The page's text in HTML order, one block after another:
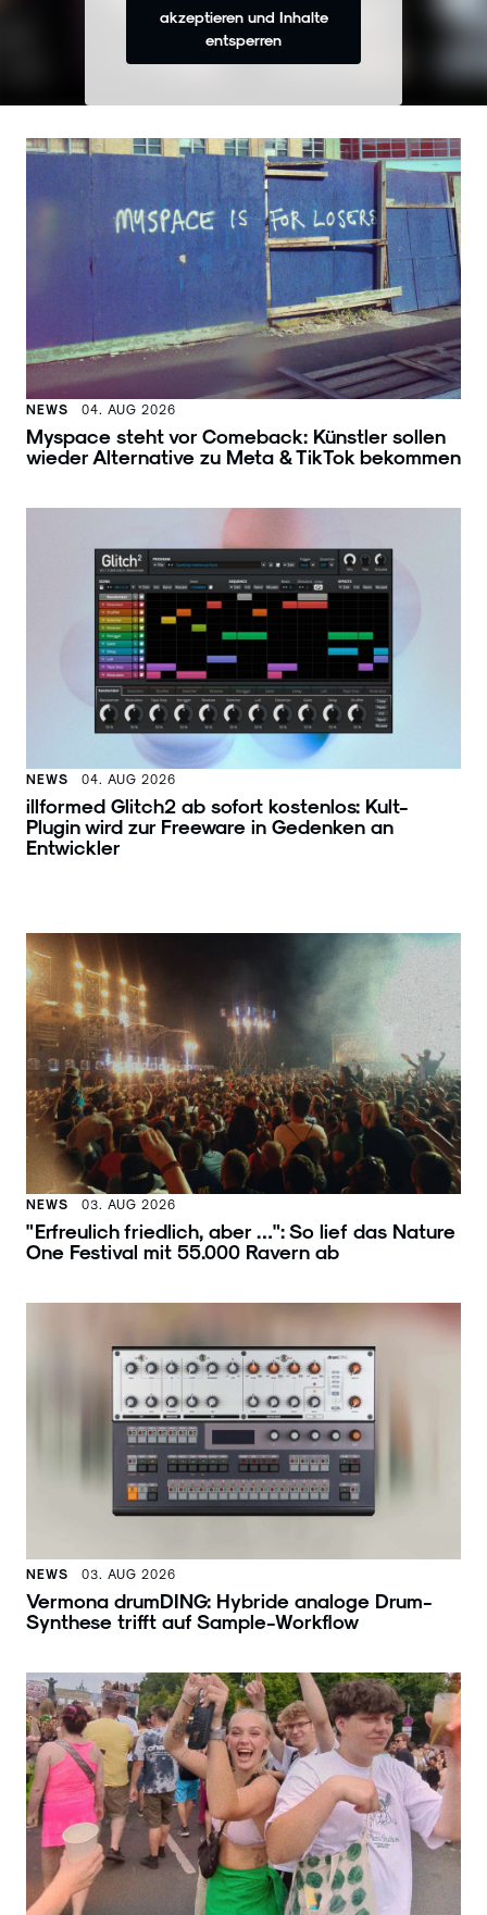
akzeptieren und Inhalte
entsperren
NEWS 04. AUG 2026
Myspace steht vor Comeback: Künstler sollen
wieder Alternative zu Meta & TikTok bekommen
NEWS 04. AUG 2026
illformed Glitch² ab sofort kostenlos: Kult-
Plugin wird zur Freeware in Gedenken an
Entwickler
NEWS 03. AUG 2026
"Erfreulich friedlich, aber …": So lief das Nature
One Festival mit 55.000 Ravern ab
NEWS 03. AUG 2026
Vermona drumDING: Hybride analoge Drum-
Synthese trifft auf Sample-Workflow